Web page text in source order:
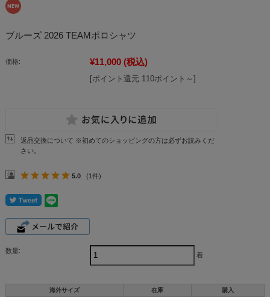
ブルーズ 2026 TEAMポロシャツ
価格: ¥11,000 (税込)
[ポイント還元 110ポイント～]
返品交換について ※初めてのショッピングの方は必ずお読みくだ
さい。
5.0 (1件)
数量:
着
海外サイズ 在庫 購入